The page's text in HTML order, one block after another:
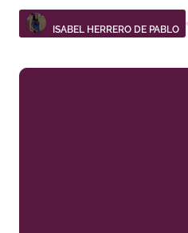
ISABEL HERRERO DE PABLO